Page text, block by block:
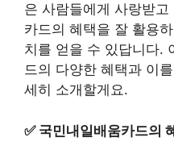
은 사람들에게 사랑받
카드의 혜택을 잘 활용
치를 얻을 수 있답니다.
드의 다양한 혜택과 이
세히 소개할게요.
✅ 국민내일배움카드의